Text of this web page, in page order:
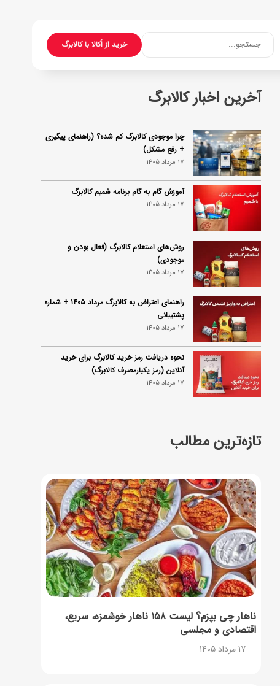
خرید از اُکالا با کالابرگجستجو...
آخرین اخبار کالابرگ
چرا موجودی کالابرگ کم شده؟ (راهنمای پیگیری
+ رفع مشکل)
17 مرداد 1405
آموزش گام به گام برنامه شمیم کالابرگ
17 مرداد 1405
روش‌های استعلام کالابرگ (فعال بودن و
موجودی)
17 مرداد 1405
راهنمای اعتراض به کالابرگ مرداد ۱۴۰۵ + شماره
پشتیبانی
17 مرداد 1405
نحوه دریافت رمز خرید کالابرگ برای خرید
آنلاین (رمز یکبارمصرف کالابرگ)
17 مرداد 1405
تازه‌ترین مطالب
ناهار چی بپزم؟ لیست ۱۵۸ ناهار خوشمزه، سریع،
اقتصادی و مجلسی
17 مرداد 1405